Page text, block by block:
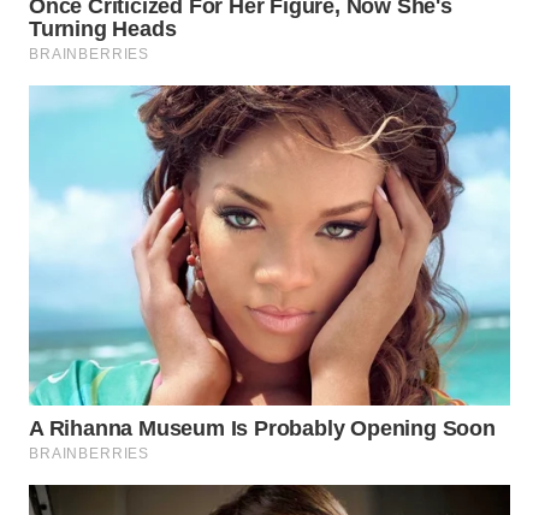
WAHANA
NEWS
WAHANA
INFRASTRUKTUR
WAHANA
KONSUMEN
WAHANA